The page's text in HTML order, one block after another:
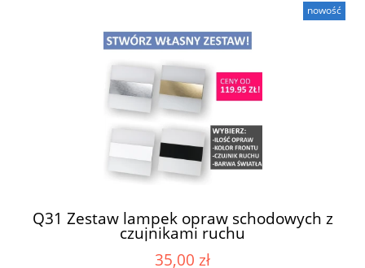
Q31 Zestaw lampek opraw schodowych z
czujnikami ruchu
35,00 zł
nowość